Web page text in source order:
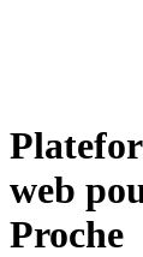
web
Proche